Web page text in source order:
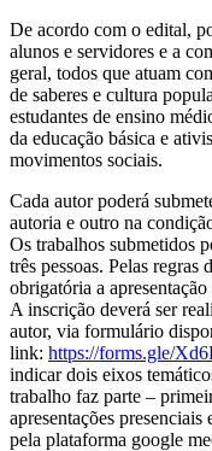
De acordo com o edital,
alunos e servidores e a
geral, todos que atuam
de saberes e cultura
estudantes de ensino
da educação básica e
movimentos sociais.
Cada autor poderá
autoria e outro na
Os trabalhos submetidos
três pessoas. Pelas regras
obrigatória a
A inscrição deverá ser
autor, via formulário
link: https://forms.gle/
indicar dois eixos
trabalho faz parte –
apresentações presenciais
pela plataforma google